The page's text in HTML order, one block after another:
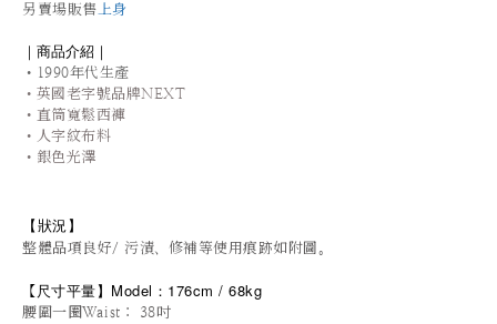
另賣場販售上身
｜商品介紹｜
•1990年代生產
•英國老字號品牌NEXT
•直筒寬鬆西褲
•人字紋布料
•銀色光澤
【狀況】
整體品項良好/ 污漬、修補等使用痕跡如附圖。
【 尺寸平量】 Model：176cm / 68kg
腰圍一圈Waist： 38吋